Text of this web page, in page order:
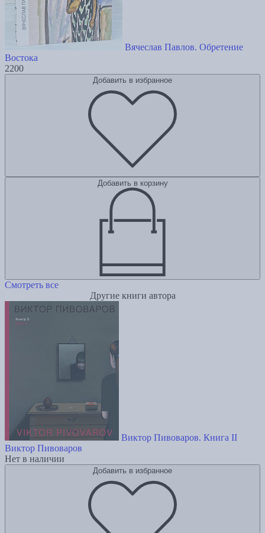
Вячеслав Павлов. Обретение
Востока
2200
Добавить в избранное
Добавить в корзину
Смотреть все
Другие книги автора
Виктор Пивоваров. Книга II
Виктор Пивоваров
Нет в наличии
Добавить в избранное